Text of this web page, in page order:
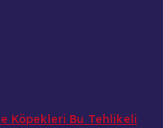
Köpekleri Bu Tehlikeli